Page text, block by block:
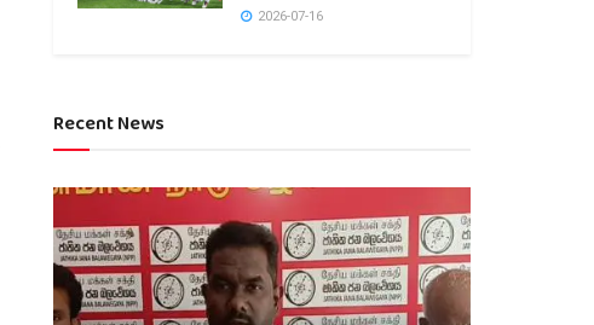
2026-07-16
Recent News